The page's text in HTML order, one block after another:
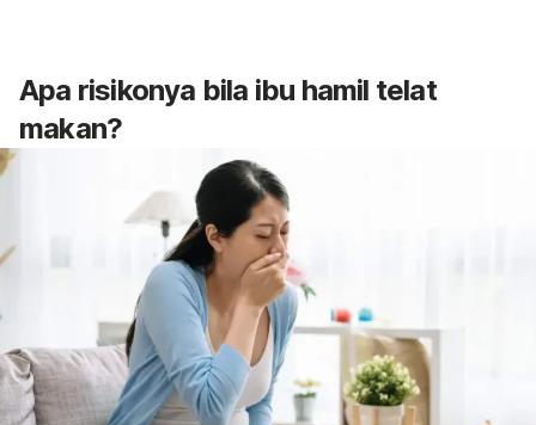
Apa risikonya bila ibu hamil telat
makan?